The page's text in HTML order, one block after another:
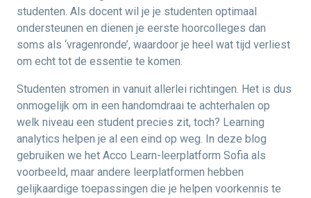
studenten. Als docent wil je je studenten optimaal
ondersteunen en dienen je eerste hoorcolleges dan
soms als ‘vragenronde’, waardoor je heel wat tijd verliest
om echt tot de essentie te komen.
Studenten stromen in vanuit allerlei richtingen. Het is dus
onmogelijk om in een handomdraai te achterhalen op
welk niveau een student precies zit, toch? Learning
analytics helpen je al een eind op weg. In deze blog
gebruiken we het Acco Learn-leerplatform Sofia als
voorbeeld, maar andere leerplatformen hebben
gelijkaardige toepassingen die je helpen voorkennis te